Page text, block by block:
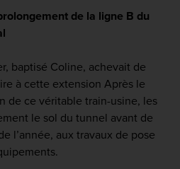
de la ligne B du
baptisé Coline, achevait de
à cette extension Après le
de ce véritable train-usine, les
le sol du tunnel avant de
l’année, aux travaux de pose